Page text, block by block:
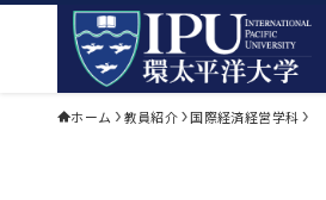
ホーム 教員紹介 国際経済経営学科